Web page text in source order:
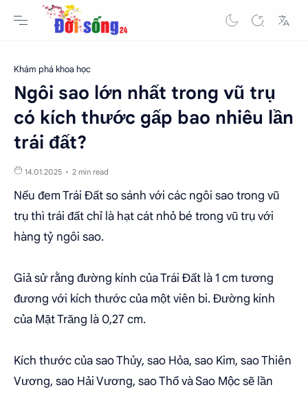
Khám phá khoa học
Ngôi sao lớn nhất trong vũ trụ
có kích thước gấp bao nhiêu lần
trái đất?
2 min read
Nếu đem Trái Đất so sánh với các ngôi sao trong vũ
trụ thì trái đất chỉ là hạt cát nhỏ bé trong vũ trụ với
hàng tỷ ngôi sao.
Giả sử rằng đường kính của Trái Đất là 1 cm tương
đương với kích thước của một viên bi. Đường kính
của Mặt Trăng là 0,27 cm.
Kích thước của sao Thủy, sao Hỏa, sao Kim, sao Thiên
Vương, sao Hải Vương, sao Thổ và Sao Mộc sẽ lần